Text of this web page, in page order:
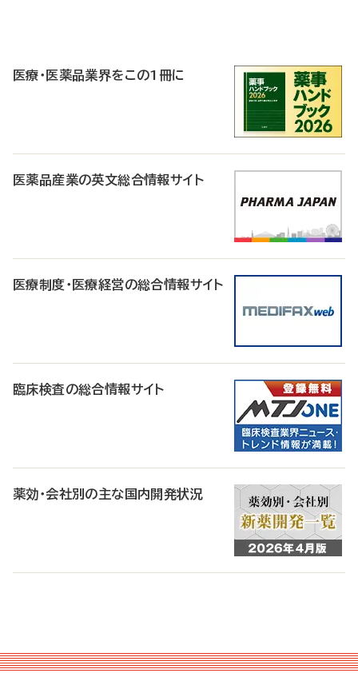
医療・医薬品業界をこの1冊に
医薬品産業の英文総合情報サイト
医療制度・医療経営の総合情報サイト
臨床検査の総合情報サイト
薬効・会社別の主な国内開発状況